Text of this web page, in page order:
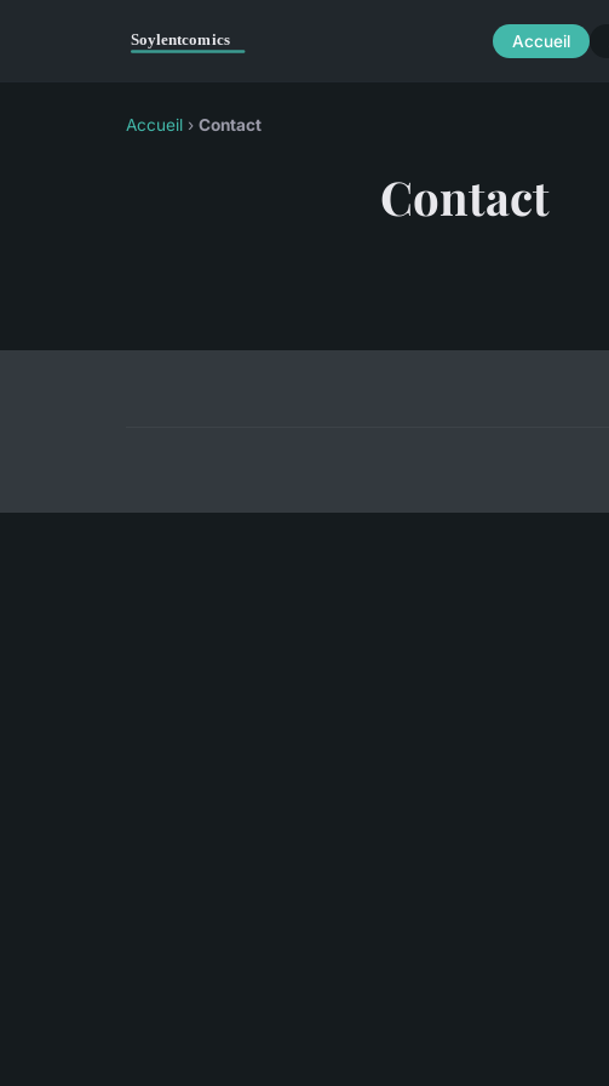
Accueil
Accueil › Contact
Contact